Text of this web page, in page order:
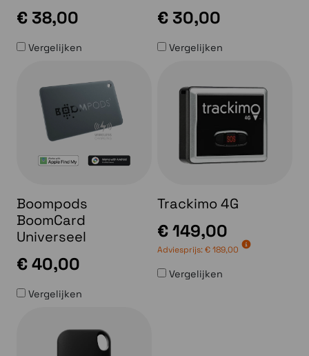
€ 38,00
Vergelijken
€ 30,00
Vergelijken
Boompods
BoomCard
Universeel
€ 40,00
Vergelijken
Trackimo 4G
€ 149,00
Adviesprijs:€ 189,00
Vergelijken